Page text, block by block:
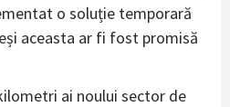
o soluție temporară
aceasta ar fi fost promisă
ai noului sector de